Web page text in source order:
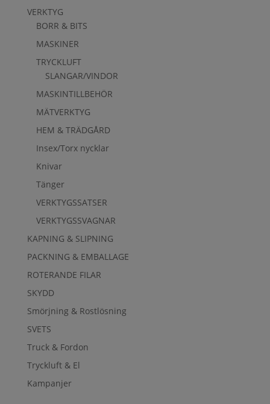
VERKTYG
BORR & BITS
MASKINER
TRYCKLUFT
SLANGAR/VINDOR
MASKINTILLBEHÖR
MÄTVERKTYG
HEM & TRÄDGÅRD
Insex/Torx nycklar
Knivar
Tänger
VERKTYGSSATSER
VERKTYGSSVAGNAR
KAPNING & SLIPNING
PACKNING & EMBALLAGE
ROTERANDE FILAR
SKYDD
Smörjning & Rostlösning
SVETS
Truck & Fordon
Tryckluft & El
Kampanjer